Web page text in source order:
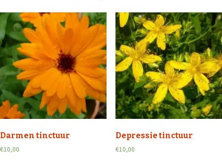
Darmen tinctuur
€10,00
Depressie tinctuur
€10,00